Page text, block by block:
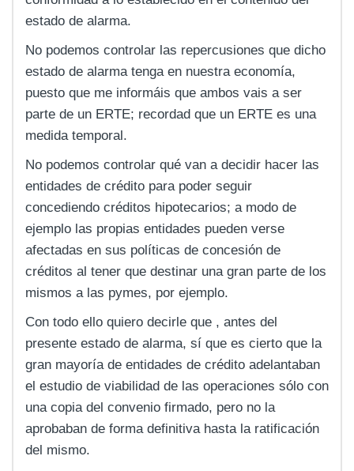
estado de alarma.
No podemos controlar las repercusiones que dicho
estado de alarma tenga en nuestra economía,
puesto que me informáis que ambos vais a ser
parte de un ERTE; recordad que un ERTE es una
medida temporal.
No podemos controlar qué van a decidir hacer las
entidades de crédito para poder seguir
concediendo créditos hipotecarios; a modo de
ejemplo las propias entidades pueden verse
afectadas en sus políticas de concesión de
créditos al tener que destinar una gran parte de los
mismos a las pymes, por ejemplo.
Con todo ello quiero decirle que , antes del
presente estado de alarma, sí que es cierto que la
gran mayoría de entidades de crédito adelantaban
el estudio de viabilidad de las operaciones sólo con
una copia del convenio firmado, pero no la
aprobaban de forma definitiva hasta la ratificación
del mismo.